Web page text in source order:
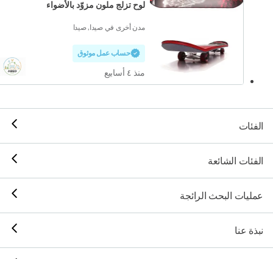
لوح تزلج ملون مزوّد بالأضواء
مدن أخرى في صيدا, صيدا
حساب عمل موثوق
منذ ٤ أسابيع
الفئات
الفئات الشائعة
عمليات البحث الرائجة
نبذة عنا